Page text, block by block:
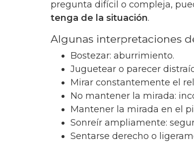
pregunta difícil o compleja,
tenga de la situación.
Algunas interpretaciones
Bostezar: aburrimiento.
Juguetear o parecer
Mirar constantemente el
No mantener la mirada:
Mantener la mirada en el
Sonreír ampliamente:
Sentarse derecho o